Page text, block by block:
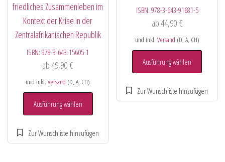
friedliches Zusammenleben im
Kontext der Krise in der
Zentralafrikanischen Republik
ISBN:978-3-643-15605-1
ab49,90€
und inkl.Versand (D, A, CH)
Ausführung wählen
ISBN: 978-3-643-91681-5
ab44,90 €
und inkl. Versand (D, A, CH)
Ausführung wählen